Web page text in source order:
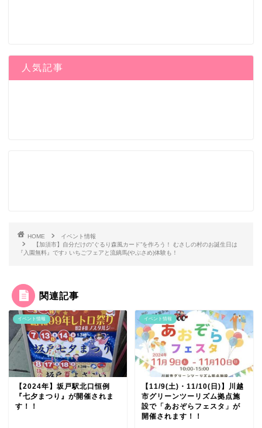
人気記事
HOME
イベント情報
【加須市】自分だけの”ぐるり森風カード”を作ろう！ むさしの村のお誕生日は
『入園無料』です♪ いちごフェアと流鏑馬(やぶさめ)体験も！
関連記事
イベント情報
【2024年】坂戸駅北口恒例
『七夕まつり』が開催されま
す！！
イベント情報
【11/9(土)・11/10(日)】川越
市グリーンツーリズム拠点施
設で「あおぞらフェスタ」が
開催されます！！